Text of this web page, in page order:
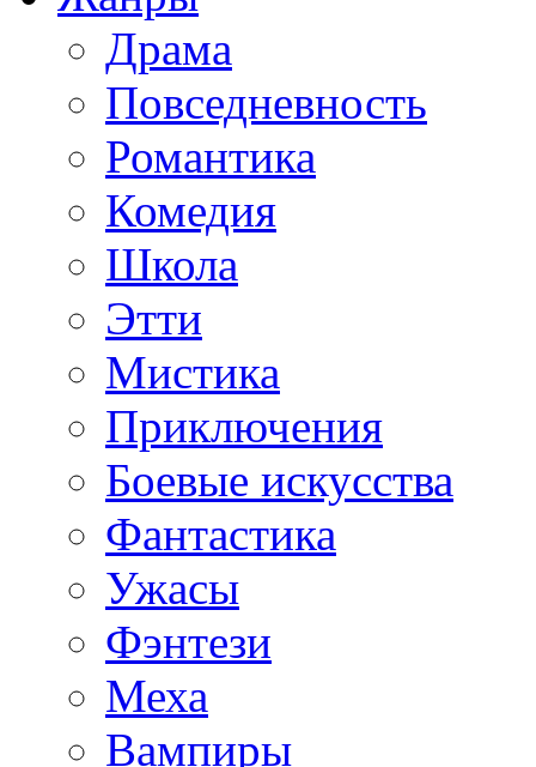
Драма
Повседневность
Романтика
Комедия
Школа
Этти
Мистика
Приключения
Боевые искусства
Фантастика
Ужасы
Фэнтези
Меха
Вампиры